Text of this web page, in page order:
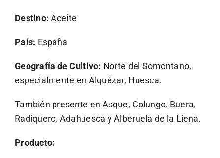
Destino: Aceite
País: España
Geografía de Cultivo: Norte del Somontano,
especialmente en Alquézar, Huesca.
También presente en Asque, Colungo, Buera,
Radiquero, Adahuesca y Alberuela de la Liena.
Producto: